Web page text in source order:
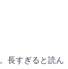
長すぎると読ん